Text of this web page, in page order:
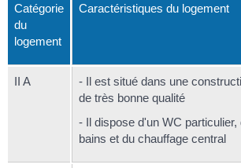
Catégorie
du
logement
Caractéristiques du logement
II A
- Il est situé dans une
de très bonne qualité
- Il dispose d'un WC particulier,
bains et du chauffage central